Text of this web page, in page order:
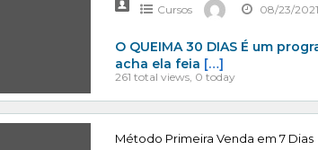
Cursos 08/23/2021
O QUEIMA 30 DIAS É um
acha ela feia […]
261 total views, 0 today
Método Primeira Venda em 7 Dias